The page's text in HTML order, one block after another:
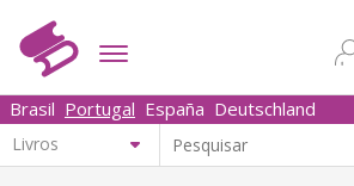
Brasil Portugal España Deutschland